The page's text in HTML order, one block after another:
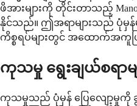
ဖိအားများကို တိုင်းတာသည့်
နိုင်သည်။ ဤအရာများသည် ပုံ
ကိစ္စရပ်များတွင် အထောက်အကူ
ကုသမှု ရွေးချယ်စရာ
ကုသမှုသည် ပုံမှန် ပြေလျော့မှုကို ခွ